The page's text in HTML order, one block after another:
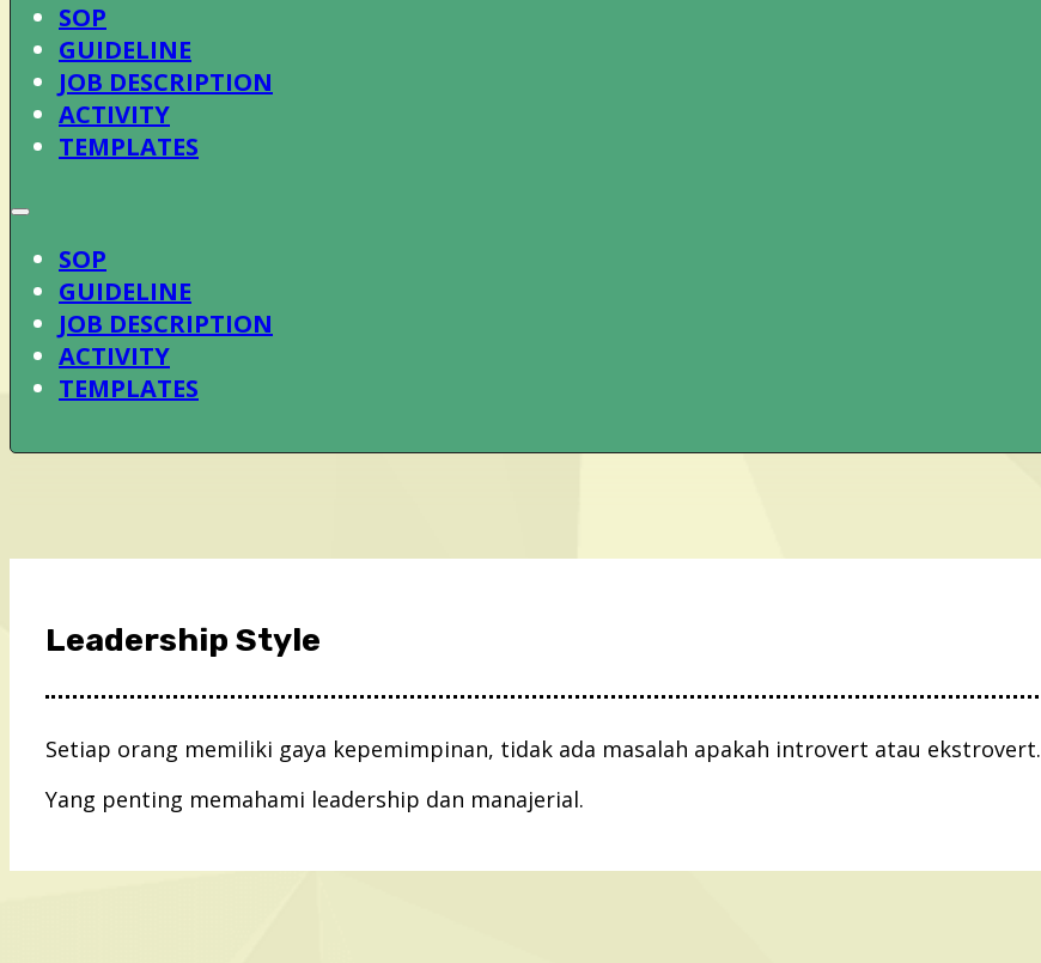
SOP
GUIDELINE
JOB DESCRIPTION
ACTIVITY
TEMPLATES
SOP
GUIDELINE
JOB DESCRIPTION
ACTIVITY
TEMPLATES
Leadership Style
Setiap orang memiliki gaya kepemimpinan, tidak ada masalah apakah introvert atau ekstrovert.
Yang penting memahami leadership dan manajerial.